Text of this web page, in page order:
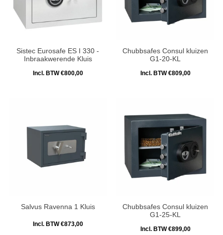
Sistec Eurosafe ES I 330 -
Inbraakwerende Kluis
Incl. BTW €800,00
Chubbsafes Consul kluizen
G1-20-KL
Incl. BTW €809,00
Salvus Ravenna 1 Kluis
Incl. BTW €873,00
Chubbsafes Consul kluizen
G1-25-KL
Incl. BTW €899,00